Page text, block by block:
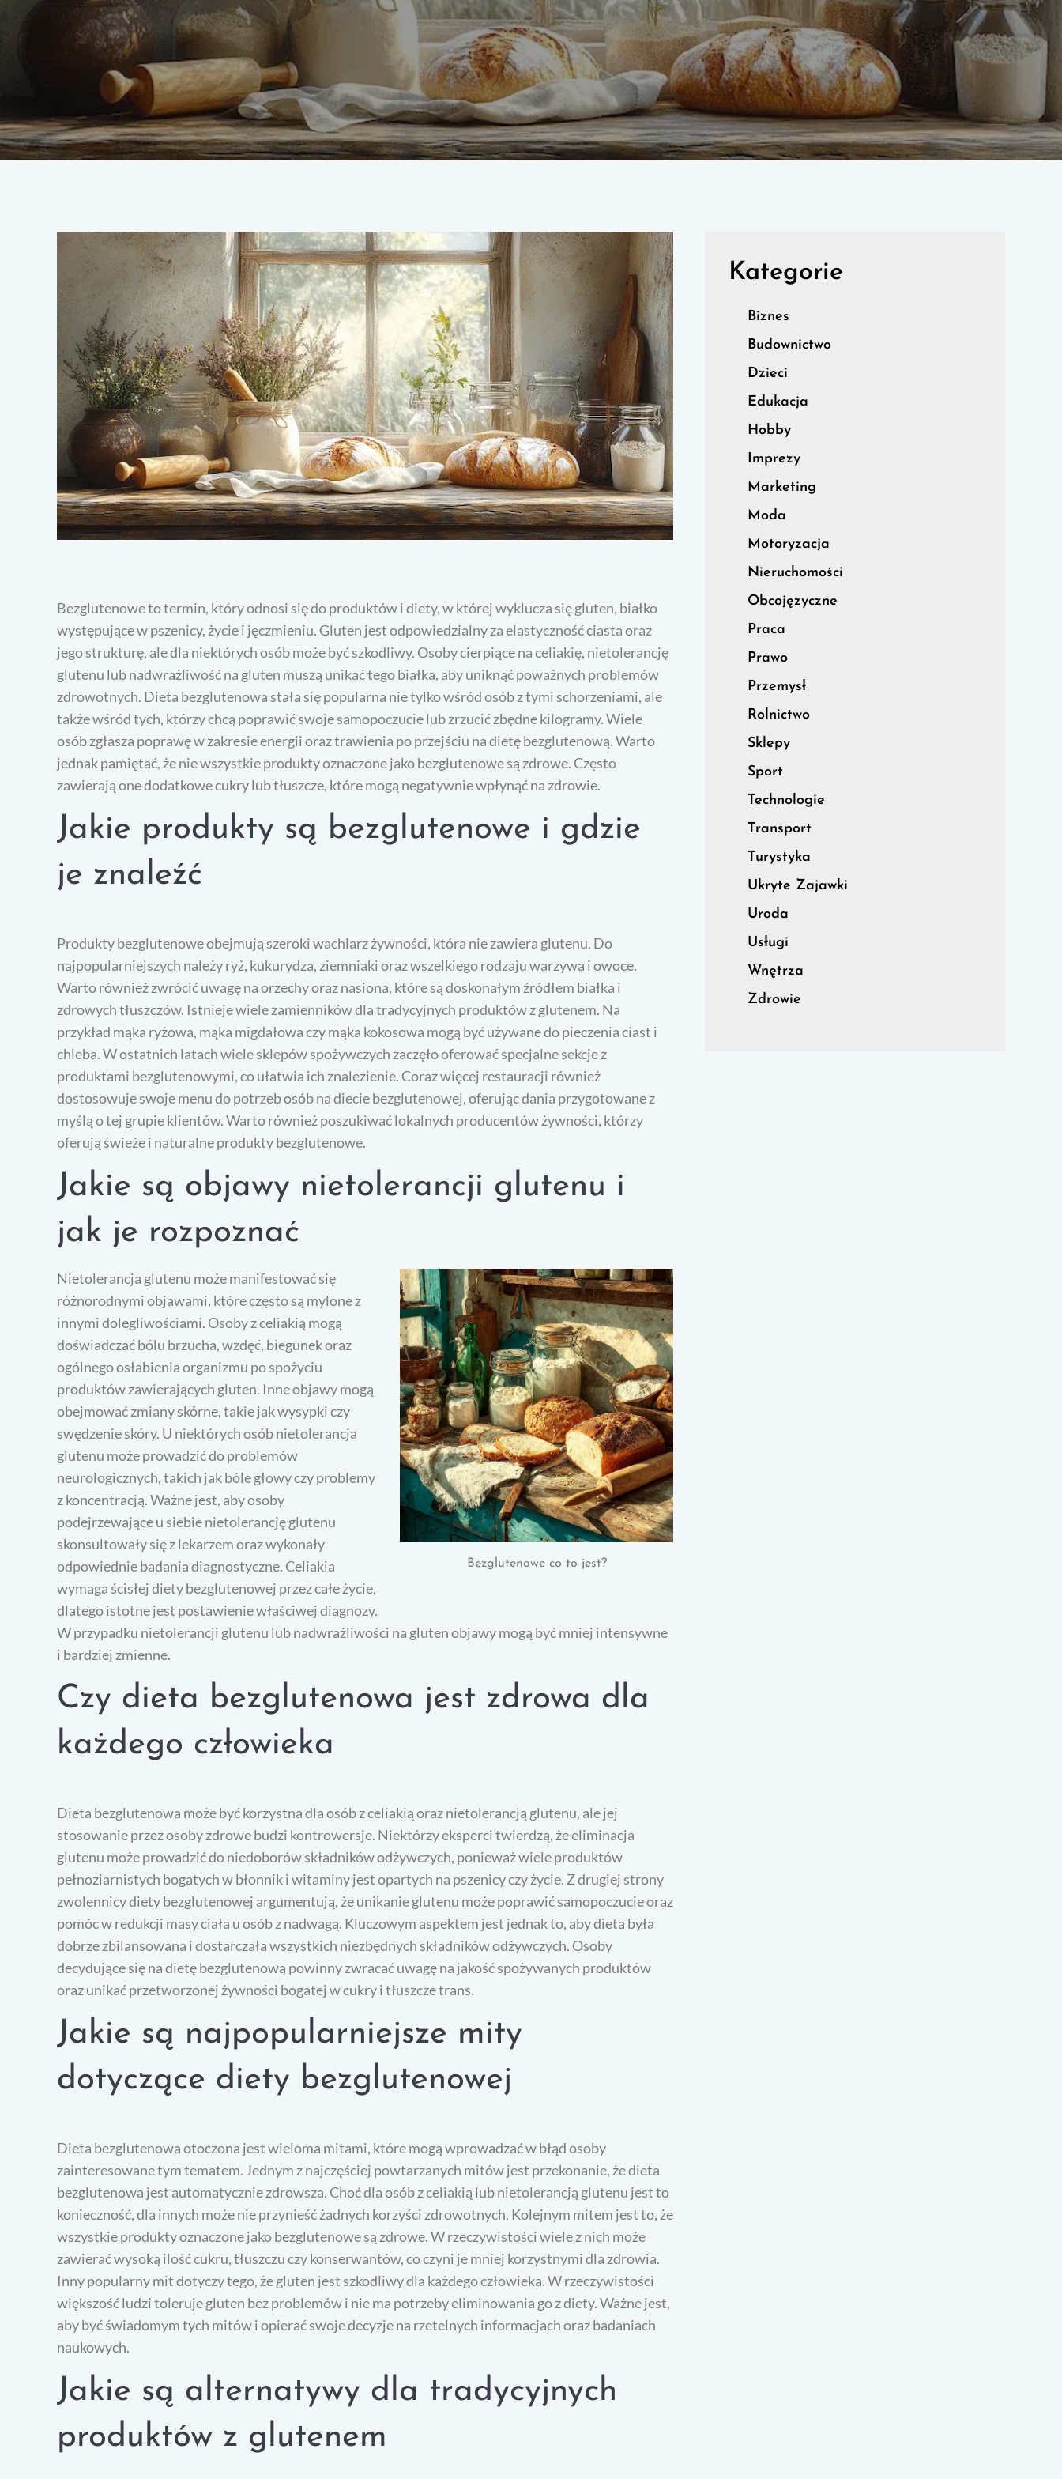
Bezglutenowe to termin, który odnosi się do produktów i diety, w której wyklucza się gluten, białko
występujące w pszenicy, życie i jęczmieniu. Gluten jest odpowiedzialny za elastyczność ciasta oraz
jego strukturę, ale dla niektórych osób może być szkodliwy. Osoby cierpiące na celiakię, nietolerancję
glutenu lub nadwrażliwość na gluten muszą unikać tego białka, aby uniknąć poważnych problemów
zdrowotnych. Dieta bezglutenowa stała się popularna nie tylko wśród osób z tymi schorzeniami, ale
także wśród tych, którzy chcą poprawić swoje samopoczucie lub zrzucić zbędne kilogramy. Wiele
osób zgłasza poprawę w zakresie energii oraz trawienia po przejściu na dietę bezglutenową. Warto
jednak pamiętać, że nie wszystkie produkty oznaczone jako bezglutenowe są zdrowe. Często
zawierają one dodatkowe cukry lub tłuszcze, które mogą negatywnie wpłynąć na zdrowie.
Jakie produkty są bezglutenowe i gdzie
je znaleźć
Produkty bezglutenowe obejmują szeroki wachlarz żywności, która nie zawiera glutenu. Do
najpopularniejszych należy ryż, kukurydza, ziemniaki oraz wszelkiego rodzaju warzywa i owoce.
Warto również zwrócić uwagę na orzechy oraz nasiona, które są doskonałym źródłem białka i
zdrowych tłuszczów. Istnieje wiele zamienników dla tradycyjnych produktów z glutenem. Na
przykład mąka ryżowa, mąka migdałowa czy mąka kokosowa mogą być używane do pieczenia ciast i
chleba. W ostatnich latach wiele sklepów spożywczych zaczęło oferować specjalne sekcje z
produktami bezglutenowymi, co ułatwia ich znalezienie. Coraz więcej restauracji również
dostosowuje swoje menu do potrzeb osób na diecie bezglutenowej, oferując dania przygotowane z
myślą o tej grupie klientów. Warto również poszukiwać lokalnych producentów żywności, którzy
oferują świeże i naturalne produkty bezglutenowe.
Jakie są objawy nietolerancji glutenu i
jak je rozpoznać
Bezglutenowe co to jest?
Nietolerancja glutenu może manifestować się
różnorodnymi objawami, które często są mylone z
innymi dolegliwościami. Osoby z celiakią mogą
doświadczać bólu brzucha, wzdęć, biegunek oraz
ogólnego osłabienia organizmu po spożyciu
produktów zawierających gluten. Inne objawy mogą
obejmować zmiany skórne, takie jak wysypki czy
swędzenie skóry. U niektórych osób nietolerancja
glutenu może prowadzić do problemów
neurologicznych, takich jak bóle głowy czy problemy
z koncentracją. Ważne jest, aby osoby
podejrzewające u siebie nietolerancję glutenu
skonsultowały się z lekarzem oraz wykonały
odpowiednie badania diagnostyczne. Celiakia
wymaga ścisłej diety bezglutenowej przez całe życie,
dlatego istotne jest postawienie właściwej diagnozy.
W przypadku nietolerancji glutenu lub nadwrażliwości na gluten objawy mogą być mniej intensywne
i bardziej zmienne.
Czy dieta bezglutenowa jest zdrowa dla
każdego człowieka
Dieta bezglutenowa może być korzystna dla osób z celiakią oraz nietolerancją glutenu, ale jej
stosowanie przez osoby zdrowe budzi kontrowersje. Niektórzy eksperci twierdzą, że eliminacja
glutenu może prowadzić do niedoborów składników odżywczych, ponieważ wiele produktów
pełnoziarnistych bogatych w błonnik i witaminy jest opartych na pszenicy czy życie. Z drugiej strony
zwolennicy diety bezglutenowej argumentują, że unikanie glutenu może poprawić samopoczucie oraz
pomóc w redukcji masy ciała u osób z nadwagą. Kluczowym aspektem jest jednak to, aby dieta była
dobrze zbilansowana i dostarczała wszystkich niezbędnych składników odżywczych. Osoby
decydujące się na dietę bezglutenową powinny zwracać uwagę na jakość spożywanych produktów
oraz unikać przetworzonej żywności bogatej w cukry i tłuszcze trans.
Jakie są najpopularniejsze mity
dotyczące diety bezglutenowej
Dieta bezglutenowa otoczona jest wieloma mitami, które mogą wprowadzać w błąd osoby
zainteresowane tym tematem. Jednym z najczęściej powtarzanych mitów jest przekonanie, że dieta
bezglutenowa jest automatycznie zdrowsza. Choć dla osób z celiakią lub nietolerancją glutenu jest to
konieczność, dla innych może nie przynieść żadnych korzyści zdrowotnych. Kolejnym mitem jest to, że
wszystkie produkty oznaczone jako bezglutenowe są zdrowe. W rzeczywistości wiele z nich może
zawierać wysoką ilość cukru, tłuszczu czy konserwantów, co czyni je mniej korzystnymi dla zdrowia.
Inny popularny mit dotyczy tego, że gluten jest szkodliwy dla każdego człowieka. W rzeczywistości
większość ludzi toleruje gluten bez problemów i nie ma potrzeby eliminowania go z diety. Ważne jest,
aby być świadomym tych mitów i opierać swoje decyzje na rzetelnych informacjach oraz badaniach
naukowych.
Jakie są alternatywy dla tradycyjnych
produktów z glutenem
Kategorie
Biznes
Budownictwo
Dzieci
Edukacja
Hobby
Imprezy
Marketing
Moda
Motoryzacja
Nieruchomości
Obcojęzyczne
Praca
Prawo
Przemysł
Rolnictwo
Sklepy
Sport
Technologie
Transport
Turystyka
Ukryte Zajawki
Uroda
Usługi
Wnętrza
Zdrowie